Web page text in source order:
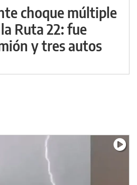
choque múltiple
Ruta 22: fue
y tres autos